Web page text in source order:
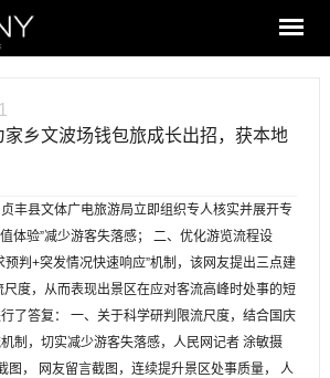
家乡文波场钱包旅成长出招，获本地
丰县文体广电旅游局立即组织专人核实并展开专
体验”减少游客失落感； 二、优化游览流程设
预判+突发情况快速响应”机制，该网友提出三点建
度，从而表现出景区在应对客流高峰时处事的短
了答复： 一、关于科学研判限流尺度，结合国庆
制，切实减少游客失落感，人民网记者 涂敏摄
图， 网友留言截图，连续提升景区处事质量， 人